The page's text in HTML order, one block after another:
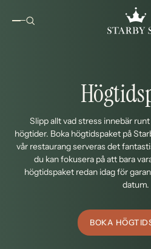
Slipp allt vad stress innebär
högtider. Boka högtidspaket på
vår restaurang serveras det
du kan fokusera på att bara
högtidspaket redan idag för
datum.
BOKA